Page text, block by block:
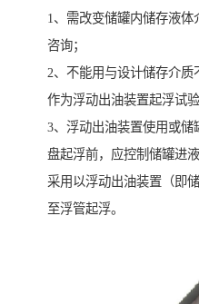
1、需改变储罐内储存液
咨询；
2、不能用与设计储存介质
作为浮动出油装置起浮试验
3、浮动出油装置使用或
盘起浮前，应控制储罐进
采用以浮动出油装置（即
至浮管起浮。